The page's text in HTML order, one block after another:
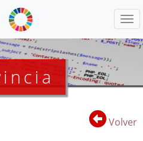
Volver